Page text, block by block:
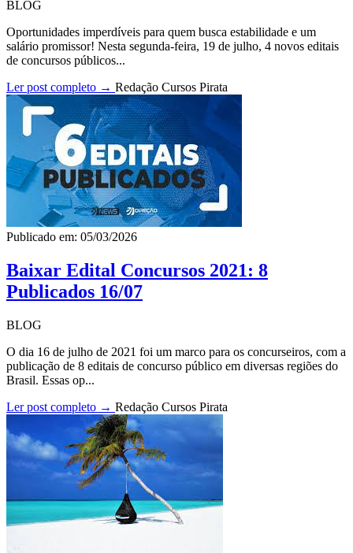
BLOG
Oportunidades imperdíveis para quem busca estabilidade e um
salário promissor! Nesta segunda-feira, 19 de julho, 4 novos editais
de concursos públicos...
Ler post completo → Redação Cursos Pirata
Publicado em: 05/03/2026
Baixar Edital Concursos 2021: 8
Publicados 16/07
BLOG
O dia 16 de julho de 2021 foi um marco para os concurseiros, com a
publicação de 8 editais de concurso público em diversas regiões do
Brasil. Essas op...
Ler post completo → Redação Cursos Pirata